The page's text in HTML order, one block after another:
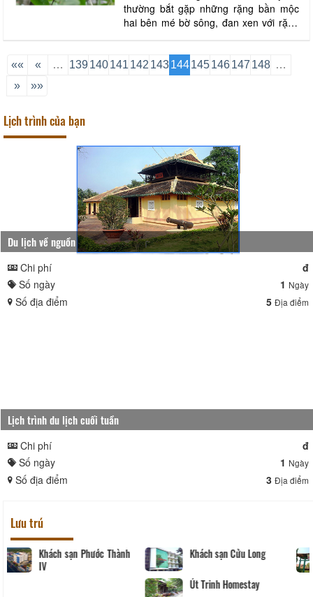
thường bắt gặp những rặng bần mộc
hai bên mé bờ sông, đan xen với rặng
ở cù lao, ở vàm sông chúng có mặt
khắp nơi. Mùa mưa đến là mùa bông
«« « … 139 140 141 142 143 144 145 146 147 148 …
»
»»
Lịch trình của bạn
Du lịch về nguồn
Chi phí
đ
Số ngày
1 Ngày
Số địa điểm 5 Địa điểm
Lịch trình du lịch cuối tuần
Chi phí
đ
Số ngày
1 Ngày
Số địa điểm 3 Địa điểm
Lưu trú
Khách sạn Phước Thành
Khách sạn Cửu Long
Út Trinh Homestay